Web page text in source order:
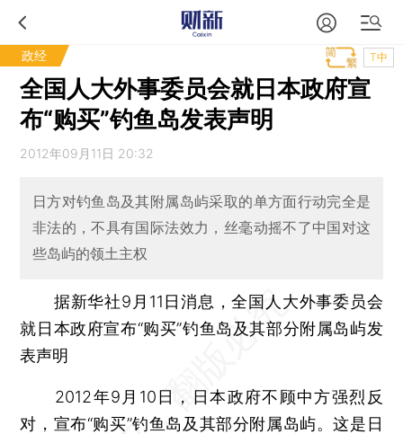
政经 T中
全国人大外事委员会就日本政府宣
布“购买”钓鱼岛发表声明
2012年09月11日 20:32
日方对钓鱼岛及其附属岛屿采取的单方面行动完全是
非法的，不具有国际法效力，丝毫动摇不了中国对这
些岛屿的领土主权
据新华社9月11日消息，全国人大外事委员会
就日本政府宣布“购买”钓鱼岛及其部分附属岛屿发
表声明
2012年9月10日，日本政府不顾中方强烈反
对，宣布“购买”钓鱼岛及其部分附属岛屿。这是日